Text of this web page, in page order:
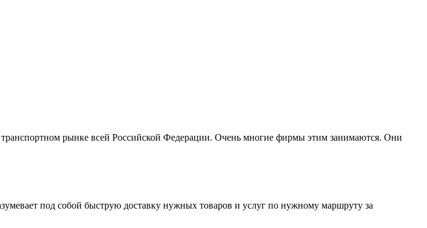
транспортном рынке всей Российской Федерации. Очень многие фирмы этим занимаются. Они
под собой быструю доставку нужных товаров и услуг по нужному маршруту за